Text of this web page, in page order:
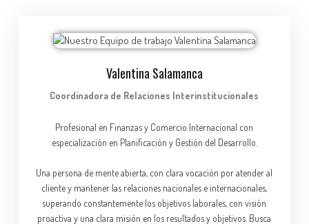
Valentina Salamanca
Coordinadora de Relaciones Interinstitucionales
Profesional en Finanzas y Comercio Internacional con
especialización en Planificación y Gestión del Desarrollo.
Una persona de mente abierta, con clara vocación por atender al
cliente y mantener las relaciones nacionales e internacionales,
superando constantemente los objetivos laborales, con visión
proactiva y una clara misión en los resultados y objetivos. Busca